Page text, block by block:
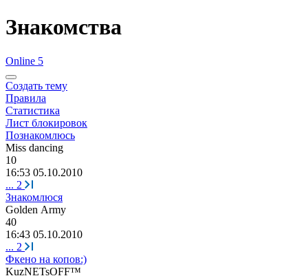
Знакомства
Online 5
Создать тему
Правила
Статистика
Лист блокировок
Познакомлюсь
Miss dancing
10
16:53 05.10.2010
... 2
Знакомлюся
Golden Army
40
16:43 05.10.2010
... 2
Фкено на копов:)
KuzNETsOFF™